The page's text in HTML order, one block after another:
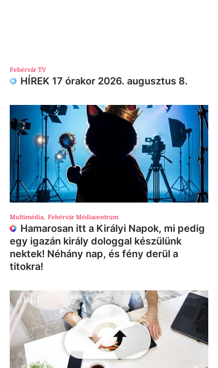
Fehérvár TV
HÍREK 17 órakor 2026. augusztus 8.
Multimédia, Fehérvár Médiacentrum
Hamarosan itt a Királyi Napok, mi pedig
egy igazán király dologgal készülünk
nektek! Néhány nap, és fény derül a
titokra!